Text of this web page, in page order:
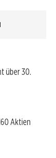
über 30.
Aktien